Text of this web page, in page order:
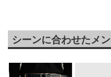
シーンに合わせたメ